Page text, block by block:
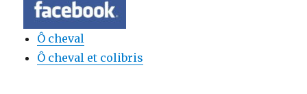
Ô cheval
Ô cheval et colibris